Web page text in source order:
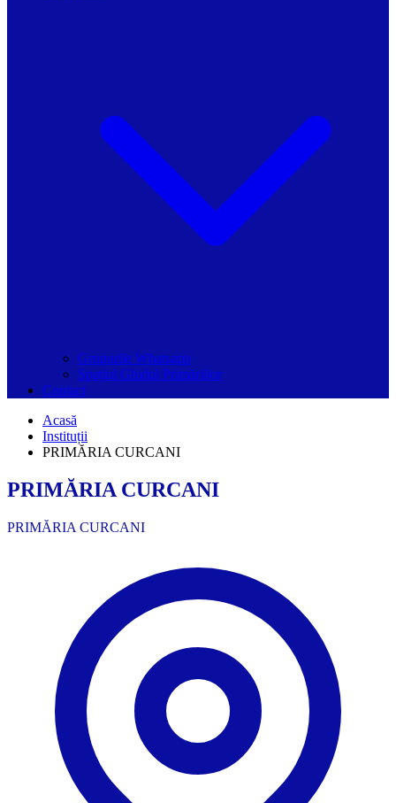
Grupurile Whatsapp
Spațiul Ghidul Primăriilor
Contact
Acasă
Instituții
PRIMĂRIA CURCANI
PRIMĂRIA CURCANI
PRIMĂRIA CURCANI